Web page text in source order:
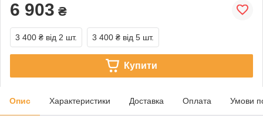
6 903 ₴
3 400 ₴ від 2 шт. 3 400 ₴ від 5 шт.
Купити
Опис Характеристики Доставка Оплата Умови